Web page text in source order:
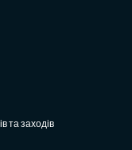
та заходів